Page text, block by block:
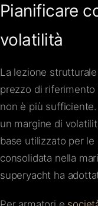
Pianificare
volatilità
La lezione
prezzo di
non è più
un margine di
base utilizzato per
consolidata nella
superyacht ha